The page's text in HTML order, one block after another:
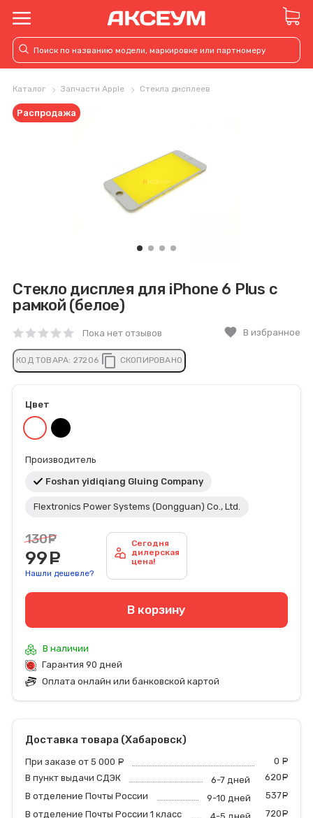
Каталог Запчасти Apple Стекла дисплеев
Стекло дисплея для iPhone 6 Plus с
рамкой (белое)
Пока нет отзывов favorite В избранное
КОД ТОВАРА: 27206 content_copy СКОПИРОВАНО
Распродажа
Цвет
Производитель
Foshan yidiqiang Gluing Company
Flextronics Power Systems (Dongguan) Co., Ltd.
130 руб.
99 руб.
Нашли дешевле?
Сегодня
дилерская
цена!
В корзину
В наличии
Гарантия 90 дней
Оплата онлайн или банковской картой
Доставка товара (Хабаровск)
При заказе от 5 000 0
В пункт выдачи СДЭК
6-7 дней 620
В отделение Почты России
9-10 дней 537
В отделение Почты России 1 класс
720